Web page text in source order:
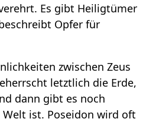
Es gibt Heiligtümer
Opfer für
zwischen Zeus
letztlich die Erde,
dann gibt es noch
ist. Poseidon wird oft